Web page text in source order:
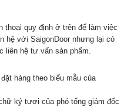
thoại quy định ở trên để làm việc
hệ với SaigonDoor nhưng lại có
liên hệ tư vấn sản phẩm.
hàng theo biểu mẫu của
ký tươi của phó tổng giám đốc